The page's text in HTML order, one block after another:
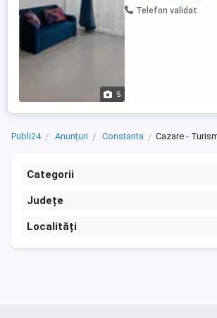
5
Cuptor electric Plita cu
Telefon validat
Publi24 Anunțuri Constanta Cazare -
Categorii
Județe
Localități